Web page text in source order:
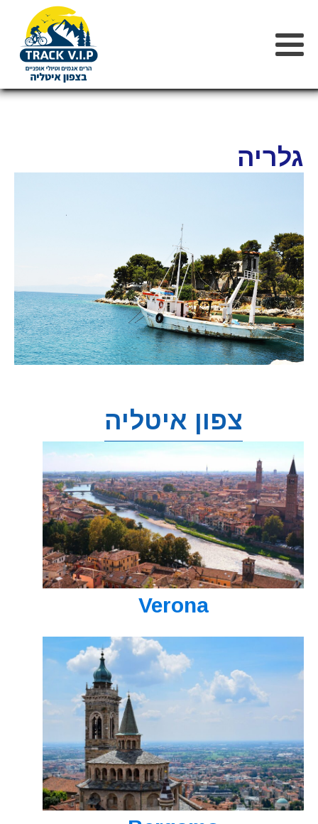
גלריה
צפון איטליה
Verona